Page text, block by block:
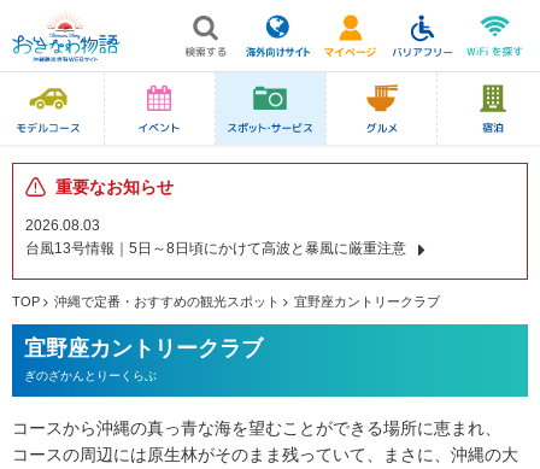
重要なお知らせ
2026.08.03
台風13号情報｜5日～8日頃にかけて高波と暴風に厳重注意
TOP 沖縄で定番・おすすめの観光スポット 宜野座カントリークラブ
宜野座カントリークラブ
ぎのざかんとりーくらぶ
コースから沖縄の真っ青な海を望むことができる場所に恵まれ、
コースの周辺には原生林がそのまま残っていて、まさに、沖縄の大